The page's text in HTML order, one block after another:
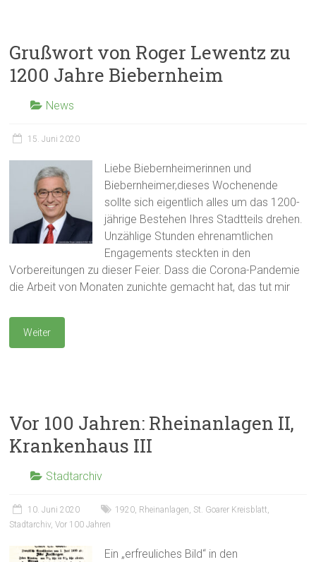
Grußwort von Roger Lewentz zu
1200 Jahre Biebernheim
News
15. Juni 2020
Liebe Biebernheimerinnen und
Biebernheimer,dieses Wochenende
sollte sich eigentlich alles um das 1200-
jährige Bestehen Ihres Stadtteils drehen.
Unzählige Stunden ehrenamtlichen
Engagements steckten in den
Vorbereitungen zu dieser Feier. Dass die Corona-Pandemie
die Arbeit von Monaten zunichte gemacht hat, das tut mir
Weiter
Vor 100 Jahren: Rheinanlagen II,
Krankenhaus III
Stadtarchiv
10. Juni 2020 1920, Rheinanlagen, St. Goarer Kreisblatt,
Stadtarchiv,Vor 100 Jahren
Ein „erfreuliches Bild“ in den